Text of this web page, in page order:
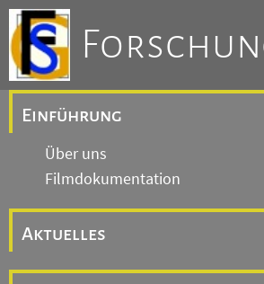
Einführung
Über uns
Filmdokumentation
Aktuelles